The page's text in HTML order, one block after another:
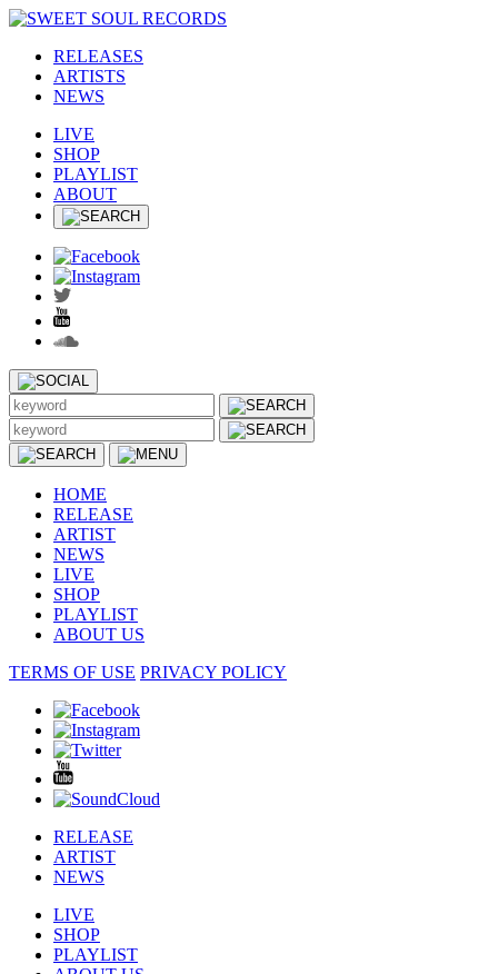
RELEASES
ARTISTS
NEWS
LIVE
SHOP
PLAYLIST
ABOUT
HOME
RELEASE
ARTIST
NEWS
LIVE
SHOP
PLAYLIST
ABOUT US
TERMS OF USE PRIVACY POLICY
RELEASE
ARTIST
NEWS
LIVE
SHOP
PLAYLIST